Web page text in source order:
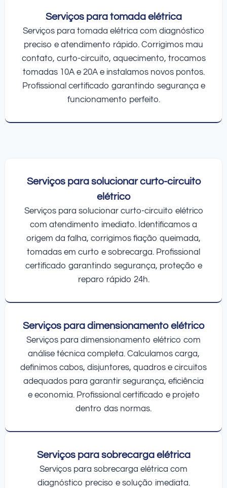
Serviços para tomada elétrica
Serviços para tomada elétrica com diagnóstico
preciso e atendimento rápido. Corrigimos mau
contato, curto-circuito, aquecimento, trocamos
tomadas 10A e 20A e instalamos novos pontos.
Profissional certificado garantindo segurança e
funcionamento perfeito.
Serviços para solucionar curto-circuito
elétrico
Serviços para solucionar curto-circuito elétrico
com atendimento imediato. Identificamos a
origem da falha, corrigimos fiação queimada,
tomadas em curto e sobrecarga. Profissional
certificado garantindo segurança, proteção e
reparo rápido 24h.
Serviços para dimensionamento elétrico
Serviços para dimensionamento elétrico com
análise técnica completa. Calculamos carga,
definimos cabos, disjuntores, quadros e circuitos
adequados para garantir segurança, eficiência
e economia. Profissional certificado e projeto
dentro das normas.
Serviços para sobrecarga elétrica
Serviços para sobrecarga elétrica com
diagnóstico preciso e solução imediata.